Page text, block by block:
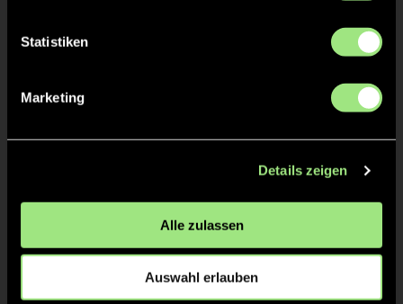
Statistiken
Marketing
Details zeigen
Alle zulassen
Auswahl erlauben
TW = Torwart & ETW = Ersatztorwart, K = Kapitän
Tore & Karten
1/4
2/4
2:1 16’
2:2 16’